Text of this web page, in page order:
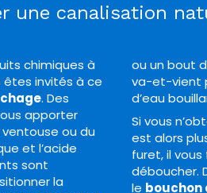
une canalisation
chimiques à
êtes invités à ce
. Des
apporter
ou du
et l’acide
sont
la
ou un bout
va-et-vient
d’eau
Si vous
est alors
furet, il
déboucher.
le bouchon